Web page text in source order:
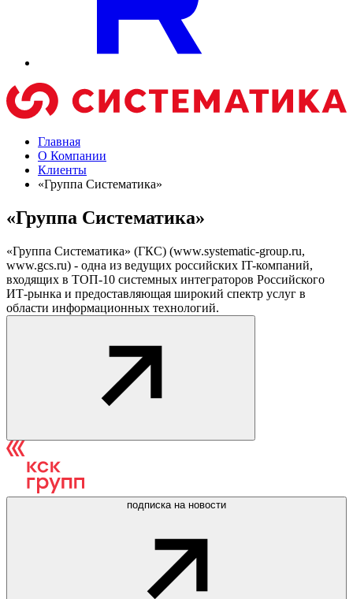
Главная
О Компании
Клиенты
«Группа Систематика»
«Группа Систематика»
«Группа Систематика» (ГКС) (www.systematic-group.ru,
www.gcs.ru) - одна из ведущих российских IT-компаний,
входящих в ТОП-10 системных интеграторов Российского
ИТ-рынка и предоставляющая широкий спектр услуг в
области информационных технологий.
подписка на новости